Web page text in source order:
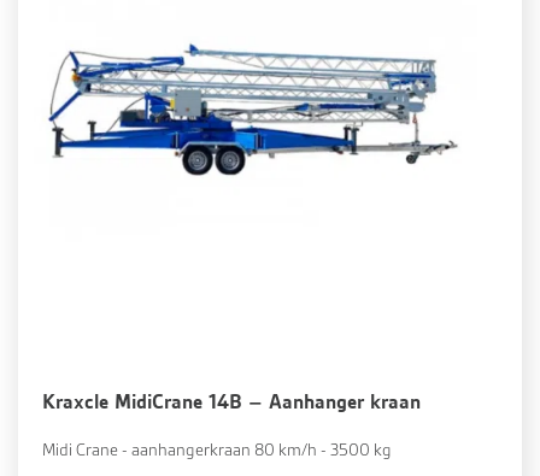
Kraxcle MidiCrane 14B – Aanhanger kraan
Midi Crane - aanhangerkraan 80 km/h - 3500 kg